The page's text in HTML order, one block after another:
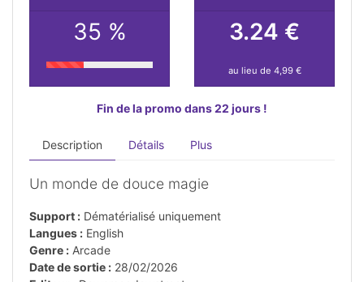
35 % 3.24 €
au lieu de 4,99 €
Fin de la promo dans 22 jours !
Description Détails Plus
Un monde de douce magie
Support : Dématérialisé uniquement
Langues : English
Genre : Arcade
Date de sortie : 28/02/2026